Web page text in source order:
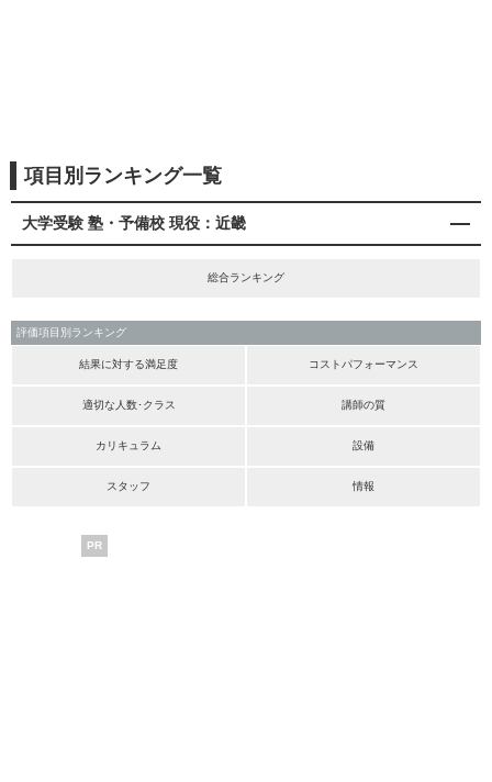
項目別ランキング一覧
大学受験 塾・予備校 現役：近畿
総合ランキング
評価項目別ランキング
結果に対する満足度 コストパフォーマンス
適切な人数･クラス 講師の質
カリキュラム 設備
スタッフ 情報
PR